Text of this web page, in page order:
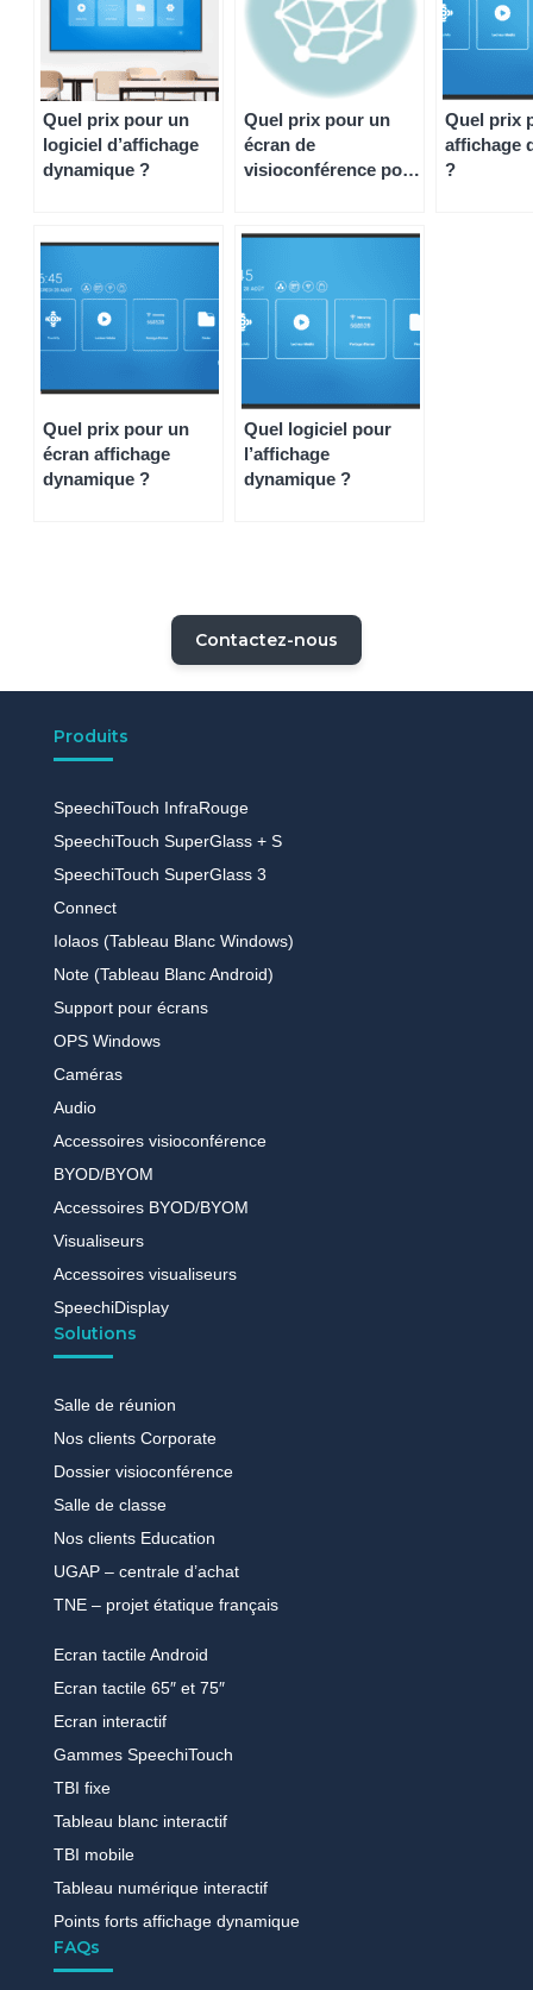
Quel prix pour un
logiciel d’affichage
dynamique ?
Quel prix pour un
écran de
visioconférence pour
Quel prix
affichage
?
Quel prix pour un
écran affichage
dynamique ?
Quel logiciel pour
l’affichage
dynamique ?
Contactez-nous
Produits
SpeechiTouch InfraRouge
SpeechiTouch SuperGlass + S
SpeechiTouch SuperGlass 3
Connect
Iolaos (Tableau Blanc Windows)
Note (Tableau Blanc Android)
Support pour écrans
OPS Windows
Caméras
Audio
Accessoires visioconférence
BYOD/BYOM
Accessoires BYOD/BYOM
Visualiseurs
Accessoires visualiseurs
SpeechiDisplay
Solutions
Salle de réunion
Nos clients Corporate
Dossier visioconférence
Salle de classe
Nos clients Education
UGAP – centrale d’achat
TNE – projet étatique français
Ecran tactile Android
Ecran tactile 65″ et 75″
Ecran interactif
Gammes SpeechiTouch
TBI fixe
Tableau blanc interactif
TBI mobile
Tableau numérique interactif
Points forts affichage dynamique
FAQs